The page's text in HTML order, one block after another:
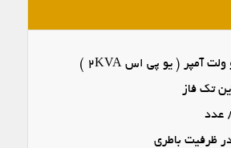
تک فاز
ظرفیت باطری